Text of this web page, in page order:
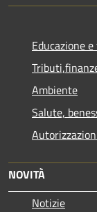
Educazione
Ambiente
Salute,
NOVITÀ
Notizie